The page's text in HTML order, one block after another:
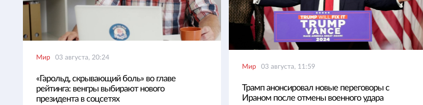
Мир 03 августа, 20:24
«Гарольд, скрывающий боль» во главе
рейтинга: венгры выбирают нового
президента в соцсетях
Мир 03 августа, 11:59
Трамп анонсировал новые переговоры с
Ираном после отмены военного удара